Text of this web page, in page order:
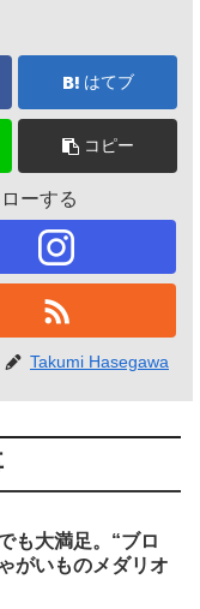
はてブ
コピー
ーする
Takumi Hasegawa
も大満足。“ブロ
がいものメダリオ